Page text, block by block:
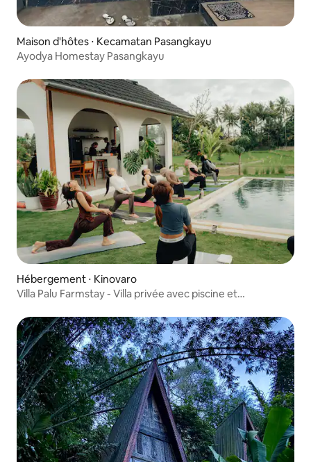
Maison d'hôtes ⋅ Kecamatan Pasangkayu
Ayodya Homestay Pasangkayu
Hébergement ⋅ Kinovaro
Villa Palu Farmstay - Villa privée avec piscine et